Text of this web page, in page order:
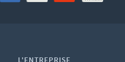
L'ENTREPRISE